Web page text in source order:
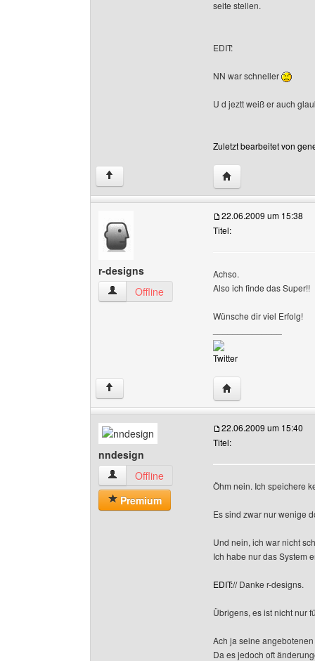
seite stellen.
EDIT:
NN war schneller
U d jeztt weiß er auch
Zuletzt bearbeitet von
↑ Website dieses
r-designs
r-designs Benutzer-Profile anzeigen
Offline
22.06.2009 um 15:38
Titel:
Achso.
Also ich finde das Super!!
Wünsche dir viel Erfolg!
Twitter
↑ Website dieses
nndesign
nndesign Benutzer-Profile anzeigen
Offline
Premium
22.06.2009 um 15:40
Titel:
Öhm nein. Ich speichere
Es sind zwar nur wenige
Und nein, ich war nicht
Ich habe nur das System
EDIT://Danke r-designs.
Übrigens, es ist nicht nur
Ach ja seine
Da es jedoch oft